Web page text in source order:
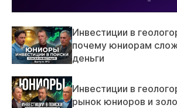
Инвестиции в
почему юниорам
деньги
Инвестиции в
рынок юниоров и